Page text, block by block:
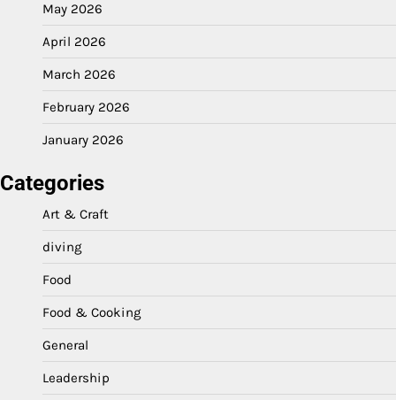
May 2026
April 2026
March 2026
February 2026
January 2026
Categories
Art & Craft
diving
Food
Food & Cooking
General
Leadership